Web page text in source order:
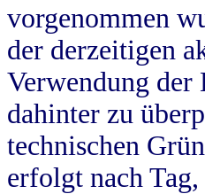
vorgenommen
der derzeitigen
Verwendung
dahinter zu
technischen
erfolgt nach